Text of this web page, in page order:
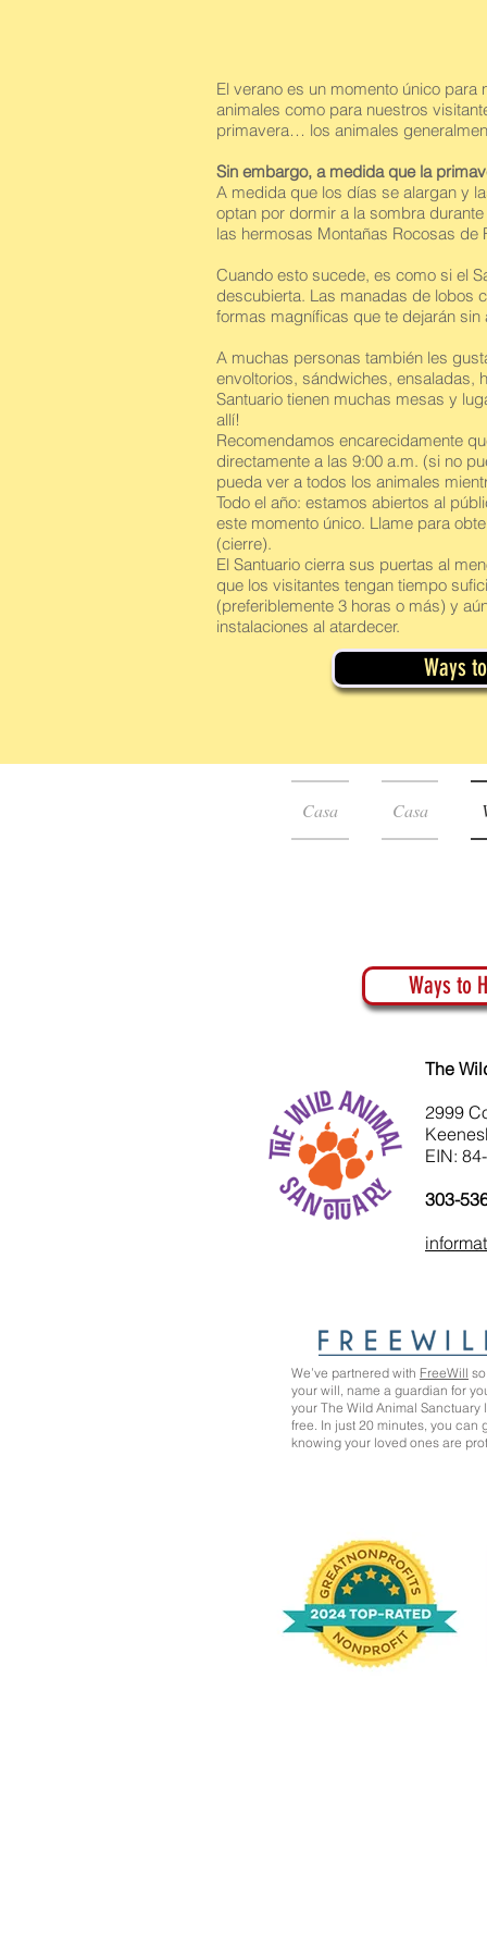
El verano es un momento único
animales como para nuestros
primavera… los animales
Sin embargo, a medida que la
A medida que los días se alargan y
optan por dormir a la sombra
las hermosas Montañas Rocosas de
Cuando esto sucede, es como si el
descubierta. Las manadas de lobos
formas magníficas que te dejarán
A muchas personas también les
envoltorios, sándwiches, ensaladas,
Santuario tienen muchas mesas y
allí!
Recomendamos encarecidamente
directamente a las 9:00 a.m. (si no
pueda ver a todos los animales
Todo el año: estamos abiertos al
este momento único. Llame para
(cierre).
El Santuario cierra sus puertas al
que los visitantes tengan tiempo
(preferiblemente 3 horas o más) y
instalaciones al atardecer.
Ways
Casa Casa
Ways to
The
2999
EIN:
303-
We’ve partnered with FreeWill
your will, name a guardian for
your The Wild Animal
free. In just 20 minutes, you can
knowing your loved ones are